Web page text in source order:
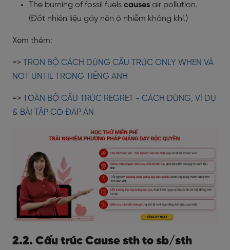
The burning of fossil fuels causes air pollution.
(Đốt nhiên liệu gây nên ô nhiễm không khí.)
Xem thêm:
=>
TRỌN BỘ CÁCH DÙNG CẤU TRÚC ONLY WHEN VÀ
NOT UNTIL TRONG TIẾNG ANH
=>
TOÀN BỘ CẤU TRÚC REGRET - CÁCH DÙNG, VÍ DỤ
& BÀI TẬP CÓ ĐÁP ÁN
2.2. Cấu trúc Cause sth to sb/sth